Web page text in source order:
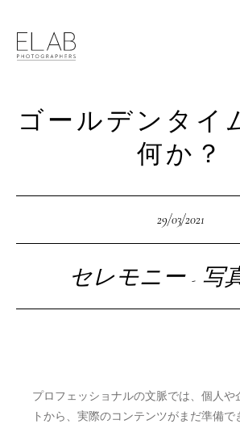
ゴールデンタイ
何か？
29/03/2021
セレモニー- 写
プロフェッショナルの文脈では、個人や
トから、実際のコンテンツがまだ準備